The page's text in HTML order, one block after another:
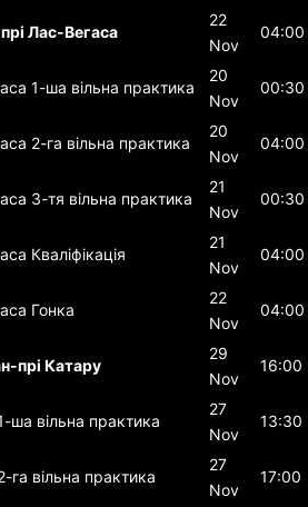
Лас-Вегаса
22
Nov
04:00
1-ша вільна практика
20
Nov
00:30
2-га вільна практика
20
Nov
04:00
3-тя вільна практика
21
Nov
00:30
Кваліфікація
21
Nov
04:00
Гонка
22
Nov
04:00
прі Катару
29
Nov
16:00
ша вільна практика
27
Nov
13:30
га вільна практика
27
Nov
17:00